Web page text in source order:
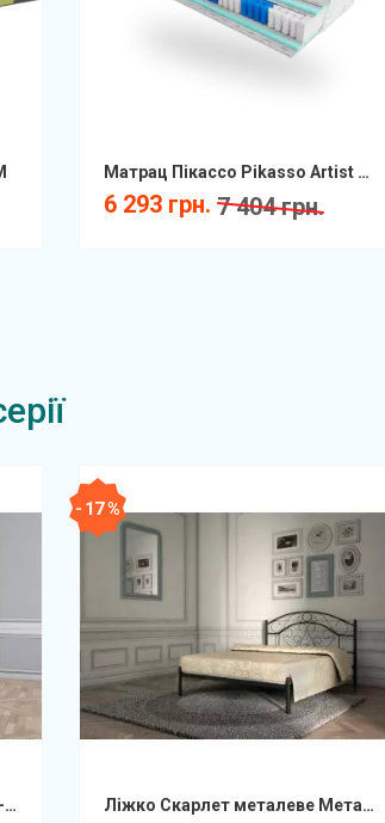
Матрац Пікассо Pikasso Artist КММ
6 293 грн. 7 404 грн.
Ліжко Адель металеве Метал-Дизайн
- 17 %
Ліжко Скарлет металеве Метал-Дизайн